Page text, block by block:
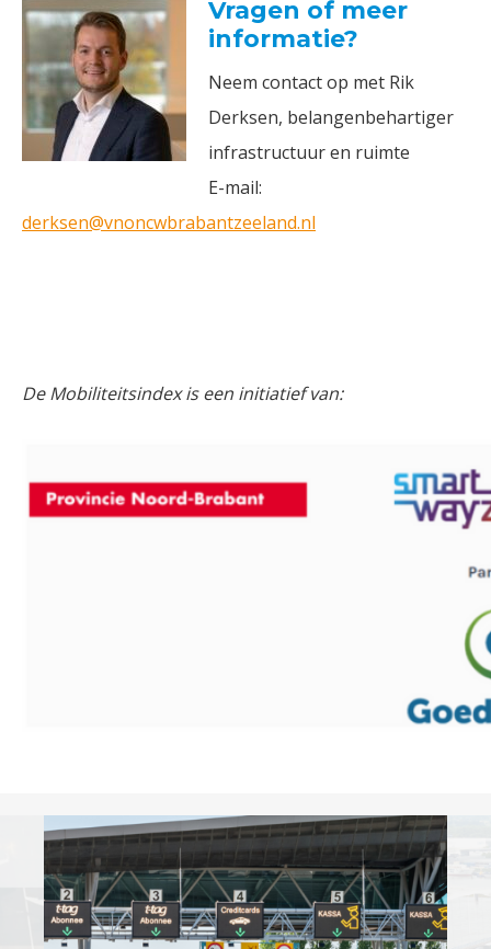
Vragen of meer
informatie?
Neem contact op met Rik
Derksen, belangenbehartiger
infrastructuur en ruimte
E-mail:
derksen@vnoncwbrabantzeeland.nl
De Mobiliteitsindex is een initiatief van: